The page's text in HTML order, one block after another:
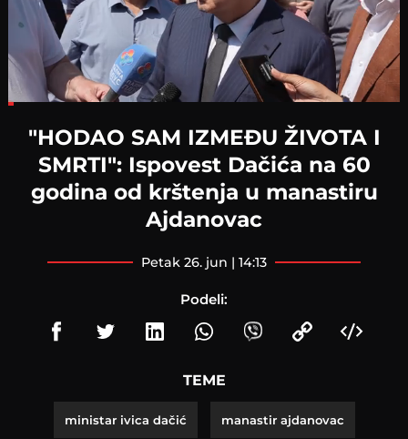
"HODAO SAM IZMEĐU ŽIVOTA I
SMRTI": Ispovest Dačića na 60
godina od krštenja u manastiru
Ajdanovac
petak 26. jun | 14:13
Podeli:
TEME
ministar ivica dačić manastir ajdanovac